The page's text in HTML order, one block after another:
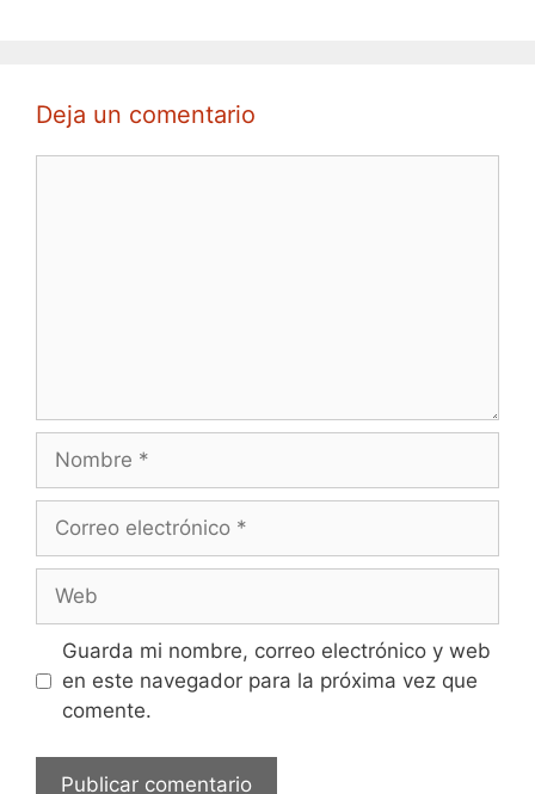
Deja un comentario
Nombre
Correo
Web
Guarda mi nombre, correo electrónico y web
en este navegador para la próxima vez que
comente.